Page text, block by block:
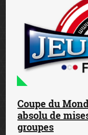
Coupe du
absolu de
groupes